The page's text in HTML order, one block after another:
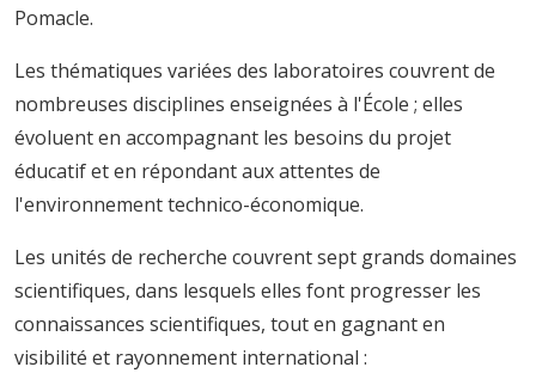
Pomacle.
Les thématiques variées des laboratoires couvrent de
nombreuses disciplines enseignées à l'École ; elles
évoluent en accompagnant les besoins du projet
éducatif et en répondant aux attentes de
l'environnement technico-économique.
Les unités de recherche couvrent sept grands domaines
scientifiques, dans lesquels elles font progresser les
connaissances scientifiques, tout en gagnant en
visibilité et rayonnement international :